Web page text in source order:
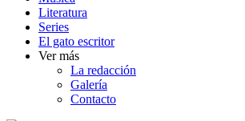
Literatura
Series
El gato escritor
Ver más
La redacción
Galería
Contacto